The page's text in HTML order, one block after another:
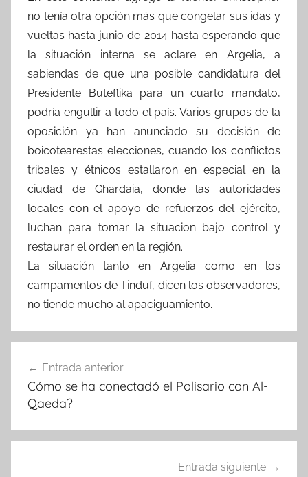
no tenía otra opción más que congelar sus idas y
vueltas hasta junio de 2014 hasta esperando que
la situación interna se aclare en Argelia, a
sabiendas de que una posible candidatura del
Presidente Buteflika para un cuarto mandato,
podría engullir a todo el país. Varios grupos de la
oposición ya han anunciado su decisión de
boicotearestas elecciones, cuando los conflictos
tribales y étnicos estallaron en especial en la
ciudad de Ghardaia, donde las autoridades
locales con el apoyo de refuerzos del ejército,
luchan para tomar la situacion bajo control y
restaurar el orden en la región.
La situación tanto en Argelia como en los
campamentos de Tinduf, dicen los observadores,
no tiende mucho al apaciguamiento.
de
entradas
Entrada anterior
Cómo se ha conectadó el Polisario con Al-
Qaeda?
Entrada siguiente